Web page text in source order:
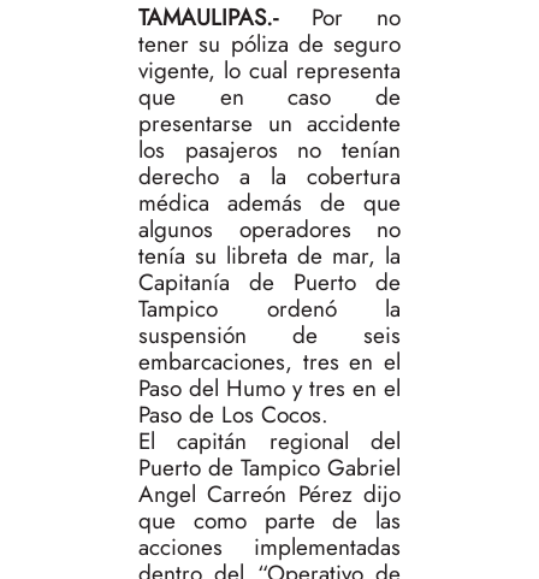
TAMAULIPAS.- Por no
tener su póliza de seguro
vigente, lo cual representa
que en caso de
presentarse un accidente
los pasajeros no tenían
derecho a la cobertura
médica además de que
algunos operadores no
tenía su libreta de mar, la
Capitanía de Puerto de
Tampico ordenó la
suspensión de seis
embarcaciones, tres en el
Paso del Humo y tres en el
Paso de Los Cocos.
El capitán regional del
Puerto de Tampico Gabriel
Angel Carreón Pérez dijo
que como parte de las
acciones implementadas